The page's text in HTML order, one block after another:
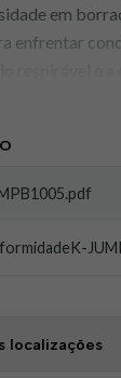
em
enfrentar
Protege
localizações